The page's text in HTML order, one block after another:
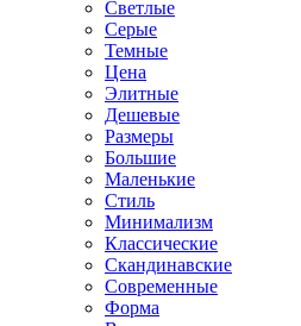
Светлые
Серые
Темные
Цена
Элитные
Дешевые
Размеры
Большие
Маленькие
Стиль
Минимализм
Классические
Скандинавские
Современные
Форма